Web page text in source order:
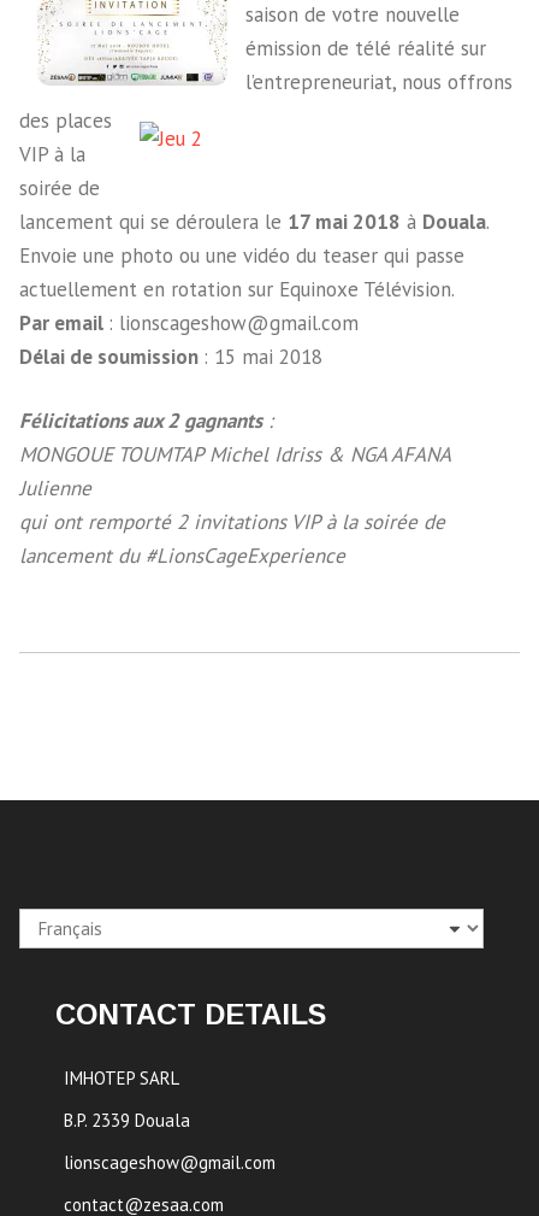
saison de votre nouvelle
émission de télé réalité sur
l’entrepreneuriat, nous offrons
des places
VIP à la
soirée de
lancement qui se déroulera le 17 mai 2018 à Douala.
Envoie une photo ou une vidéo du teaser qui passe
actuellement en rotation sur Equinoxe Télévision.
Par email : lionscageshow@gmail.com
Délai de soumission : 15 mai 2018
Félicitations aux 2 gagnants:
MONGOUE TOUMTAP Michel Idriss & NGA AFANA
Julienne
qui ont remporté 2 invitations VIP à la soirée de
lancement du #LionsCageExperience
Choisir
une
CONTACT DETAILS
IMHOTEP SARL
B.P. 2339 Douala
lionscageshow@gmail.com
contact@zesaa.com